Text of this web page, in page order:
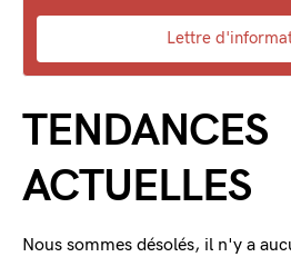
Lettre
TENDANCES
ACTUELLES
Nous sommes désolés, il n'y a